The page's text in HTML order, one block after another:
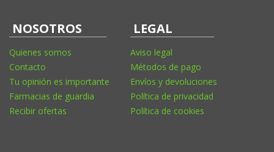
NOSOTROS
Quienes somos
Contacto
Tu opinión es importante
Farmacias de guardia
Recibir ofertas
LEGAL
Aviso legal
Métodos de pago
Envíos y devoluciones
Política de privacidad
Política de cookies